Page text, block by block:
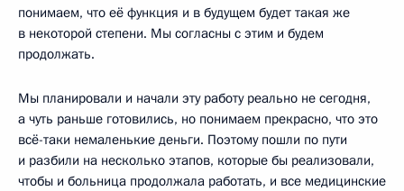
понимаем, что её функция и в будущем будет такая же
в некоторой степени. Мы согласны с этим и будем
продолжать.
Мы планировали и начали эту работу реально не сегодня,
а чуть раньше готовились, но понимаем прекрасно, что это
всё-таки немаленькие деньги. Поэтому пошли по пути
и разбили на несколько этапов, которые бы реализовали,
чтобы и больница продолжала работать, и все медицинские